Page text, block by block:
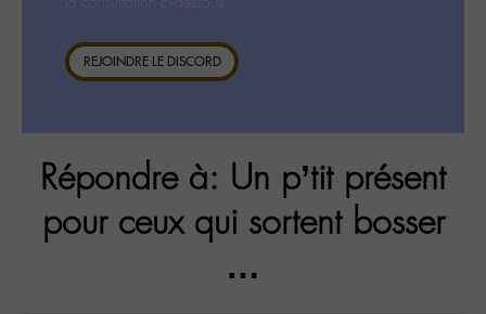
REJOINDRE LE DISCORD
Répondre à: Un p’tit présent
pour ceux qui sortent bosser
…